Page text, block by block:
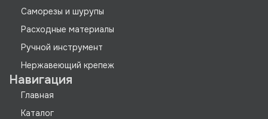
Саморезы и шурупы
Расходные материалы
Ручной инструмент
Нержавеющий крепеж
Навигация
Главная
Каталог